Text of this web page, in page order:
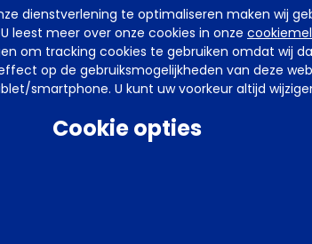
dienstverlening te optimaliseren maken wij
leest meer over onze cookies in onze
om tracking cookies te gebruiken omdat wij
op de gebruiksmogelijkheden van deze
smartphone. U kunt uw voorkeur altijd
Cookie opties
van de Cao-kijker. De vormgeving is nieuw,
Tel 070 850 86 00Mail werkgeverslijn@awvn.nl